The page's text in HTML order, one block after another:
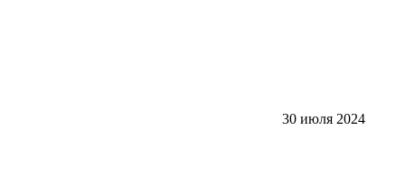
30 июля 2024